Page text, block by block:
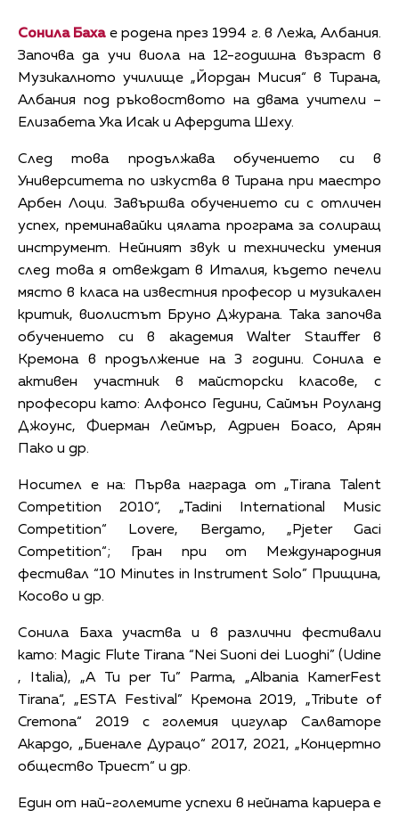
Сонила Бахае родена през 1994 г. в Лежа, Албания.
Започва да учи виола на 12-годишна възраст в
Музикалното училище „Йордан Мисия“ в Тирана,
Албания под ръковоството на двама учители –
Елизабета Ука Исак и Афердита Шеху.
След това продължава обучението си в
Университета по изкуства в Тирана при маестро
Арбен Лоци. Завършва обучението си с отличен
успех, преминавайки цялата програма за солиращ
инструмент. Нейният звук и технически умения
след това я отвеждат в Италия, където печели
място в класа на известния професор и музикален
критик, виолистът Бруно Джурана. Така започва
обучението си в академия Walter Stauffer в
Кремона в продължение на 3 години. Сонила е
активен участник в майсторски класове, с
професори като: Алфонсо Гедини, Саймън Роуланд
Джоунс, Фиерман Леймър, Адриен Боасо, Арян
Пако и др.
Носител е на: Първа награда от „Tirana Talent
Competition 2010“, „Tadini International Music
Competition“ Lovere, Bergamo, „Pjeter Gaci
Competition“; Гран при от Международния
фестивал “10 Minutes in Instrument Solo” Прищина,
Косово и др.
Сонила Баха участва и в различни фестивали
като: Magic Flute Tirana “Nei Suoni dei Luoghi” (Udine
, Italia), „А Tu per Tu” Parma, „Albania KamerFest
Tirana“, „ESTA Festival” Кремона 2019, „Tribute of
Cremona“ 2019 с големия цигулар Салваторе
Акардо, „Биенале Дурацо“ 2017, 2021, „Концертно
общество Триест“ и др.
Един от най-големите успехи в нейната кариера е